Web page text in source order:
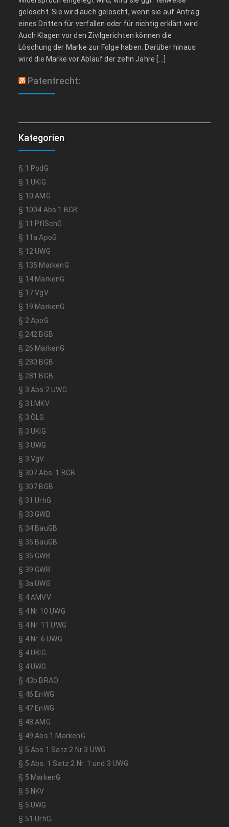
gelöscht. Sie wird auch gelöscht, wenn sie auf Antrag
eines Dritten für verfallen oder für nichtig erklärt wird.
Auch Klagen vor den Zivilgerichten können die
Löschung der Marke zur Folge haben. Darüber hinaus
wird die Marke vor Ablauf der zehn Jahre […]
Patentrecht:
Kategorien
§ 1 PodG
§ 1 UKlG
§ 10 AMG
§ 1004 Abs 1 BGB
§ 11 PflSchG
§ 11a ApoG
§ 12 UWG
§ 135 MarkenG
§ 14 MarkenG
§ 17 VgV
§ 19 MarkenG
§ 2 ApoG
§ 242 BGB
§ 26 MarkenG
§ 280 BGB
§ 281 BGB
§ 3 Abs 2 UWG
§ 3 LMKV
§ 3 ÖLG
§ 3 UKlG
§ 3 UWG
§ 3 VgV
§ 307 Abs. 1 BGB
§ 307 BGB
§ 31 UrhG
§ 33 GWB
§ 34 BauGB
§ 35 BauGB
§ 35 GWB
§ 39 GWB
§ 3a UWG
§ 4 AMVV
§ 4 Nr 10 UWG
§ 4 Nr. 11 UWG
§ 4 Nr. 6 UWG
§ 4 UKlG
§ 4 UWG
§ 43b BRAO
§ 46 EnWG
§ 47 EnWG
§ 48 AMG
§ 49 Abs 1 MarkenG
§ 5 Abs 1 Satz 2 Nr 3 UWG
§ 5 Abs. 1 Satz 2 Nr. 1 und 3 UWG
§ 5 MarkenG
§ 5 NKV
§ 5 UWG
§ 51 UrhG